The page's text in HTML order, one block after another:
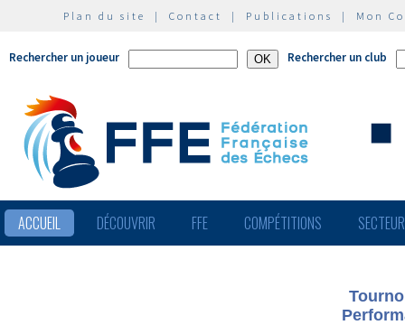
Plan du site | Contact | Publications | Mon
Rechercher un joueur Rechercher un club
ACCUEIL DÉCOUVRIR FFE COMPÉTITIONS